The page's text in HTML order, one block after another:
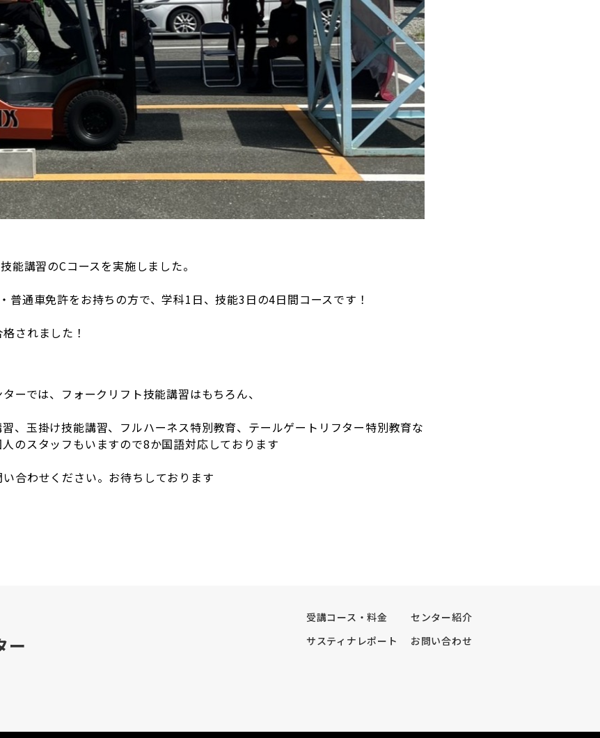
能講習のCコースを実施しました。
普通車免許をお持ちの方で、学科1日、技能3日の4日間コースです！
されました！
ーでは、フォークリフト技能講習はもちろん、
、玉掛け技能講習、フルハーネス特別教育、テールゲートリフター特別教育な
のスタッフもいますので8か国語対応しております
合わせください。お待ちしております
受講コース・料金
センター紹介
サスティナレポート
お問い合わせ
ー